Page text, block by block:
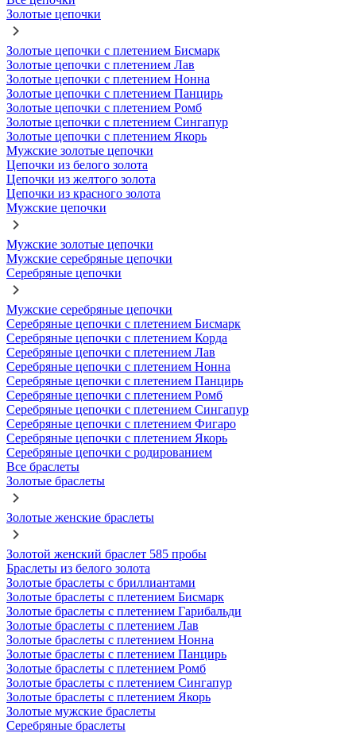
Золотые цепочки
Золотые цепочки с плетением Бисмарк
Золотые цепочки с плетением Лав
Золотые цепочки с плетением Нонна
Золотые цепочки с плетением Панцирь
Золотые цепочки с плетением Ромб
Золотые цепочки с плетением Сингапур
Золотые цепочки с плетением Якорь
Мужские золотые цепочки
Цепочки из белого золота
Цепочки из желтого золота
Цепочки из красного золота
Мужские цепочки
Мужские золотые цепочки
Мужские серебряные цепочки
Серебряные цепочки
Мужские серебряные цепочки
Серебряные цепочки с плетением Бисмарк
Серебряные цепочки с плетением Корда
Серебряные цепочки с плетением Лав
Серебряные цепочки с плетением Нонна
Серебряные цепочки с плетением Панцирь
Серебряные цепочки с плетением Ромб
Серебряные цепочки с плетением Сингапур
Серебряные цепочки с плетением Фигаро
Серебряные цепочки с плетением Якорь
Серебряные цепочки с родированием
Все браслеты
Золотые браслеты
Золотые женские браслеты
Золотой женский браслет 585 пробы
Браслеты из белого золота
Золотые браслеты с бриллиантами
Золотые браслеты с плетением Бисмарк
Золотые браслеты с плетением Гарибальди
Золотые браслеты с плетением Лав
Золотые браслеты с плетением Нонна
Золотые браслеты с плетением Панцирь
Золотые браслеты с плетением Ромб
Золотые браслеты с плетением Сингапур
Золотые браслеты с плетением Якорь
Золотые мужские браслеты
Серебряные браслеты